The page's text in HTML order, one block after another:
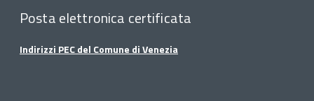
Posta elettronica certificata
Indirizzi PEC del Comune di Venezia